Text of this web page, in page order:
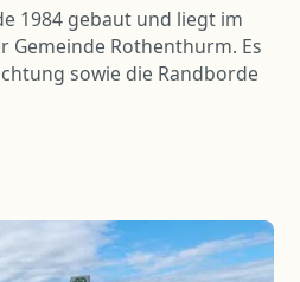
1984 gebaut und liegt im
Gemeinde Rothenthurm. Es
sowie die Randborde
mit der Sanierung der
Belagssanierung auf einer